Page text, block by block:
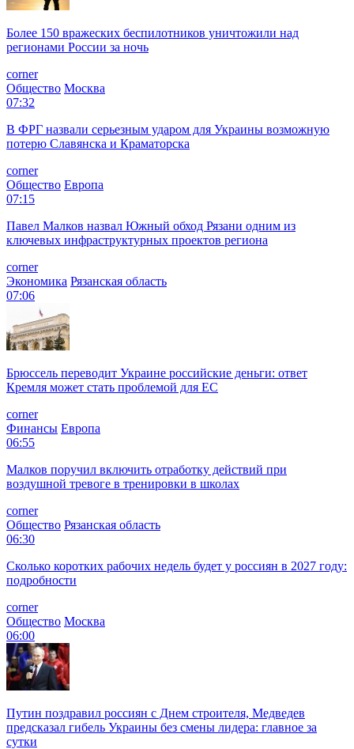
Более 150 вражеских беспилотников уничтожили над
регионами России за ночь
corner
Общество Москва
07:32
В ФРГ назвали серьезным ударом для Украины возможную
потерю Славянска и Краматорска
corner
Общество Европа
07:15
Павел Малков назвал Южный обход Рязани одним из
ключевых инфраструктурных проектов региона
corner
Экономика Рязанская область
07:06
Брюссель переводит Украине российские деньги: ответ
Кремля может стать проблемой для EC
corner
Финансы Европа
06:55
Малков поручил включить отработку действий при
воздушной тревоге в тренировки в школах
corner
Общество Рязанская область
06:30
Сколько коротких рабочих недель будет у россиян в 2027 году:
подробности
corner
Общество Москва
06:00
Путин поздравил россиян с Днем строителя, Медведев
предсказал гибель Украины без смены лидера: главное за
сутки